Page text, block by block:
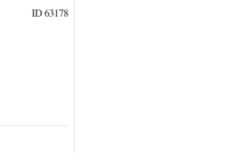
ID 63178